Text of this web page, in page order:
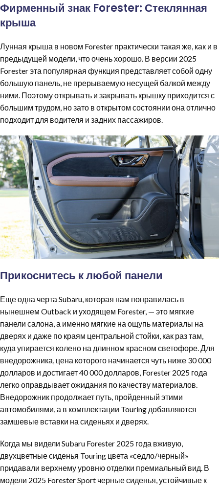
Фирменный знак Forester: Стеклянная
крыша
Лунная крыша в новом Forester практически такая же, как и в
предыдущей модели, что очень хорошо. В версии 2025
Forester эта популярная функция представляет собой одну
большую панель, не прерываемую несущей балкой между
ними. Поэтому открывать и закрывать крышку приходится с
большим трудом, но зато в открытом состоянии она отлично
подходит для водителя и задних пассажиров.
Прикоснитесь к любой панели
Еще одна черта Subaru, которая нам понравилась в
нынешнем Outback и уходящем Forester, — это мягкие
панели салона, а именно мягкие на ощупь материалы на
дверях и даже по краям центральной стойки, как раз там,
куда упирается колено на длинном красном светофоре. Для
внедорожника, цена которого начинается чуть ниже 30 000
долларов и достигает 40 000 долларов, Forester 2025 года
легко оправдывает ожидания по качеству материалов.
Внедорожник продолжает путь, пройденный этими
автомобилями, а в комплектации Touring добавляются
замшевые вставки на сиденьях и дверях.
Когда мы видели Subaru Forester 2025 года вживую,
двухцветные сиденья Touring цвета «седло/черный»
придавали верхнему уровню отделки премиальный вид. В
модели 2025 Forester Sport черные сиденья, устойчивые к